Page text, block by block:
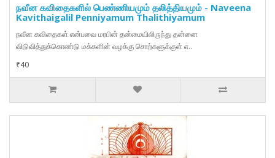
நவீன கவிதைகளில் பெண்ணியமும் தலித்தியமும் - Naveena
Kavithaigalil Penniyamum Thalithiyamum
நவீன கவிதைகள் என்பவை மரபின் தன்மையிலிருந்து தன்னை
விடுவித்துக்கொண்டு மக்களின் வழக்கு சொற்களுக்குள் எ..
₹40